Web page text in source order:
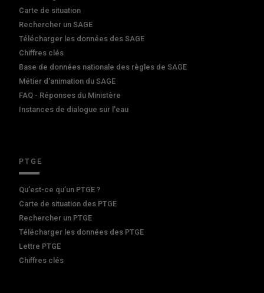
Carte de situation
Rechercher un SAGE
Télécharger les données des SAGE
Chiffres clés
Base de données nationale des règles de SAGE
Métier d'animation du SAGE
FAQ - Réponses du Ministère
Instances de dialogue sur l'eau
PTGE
Qu’est-ce qu’un PTGE ?
Carte de situation des PTGE
Rechercher un PTGE
Télécharger les données des PTGE
Lettre PTGE
Chiffres clés